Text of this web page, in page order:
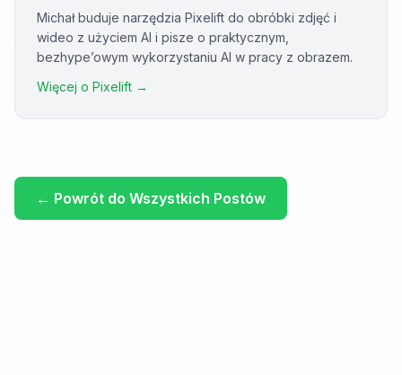
Michał buduje narzędzia Pixelift do obróbki zdjęć i
wideo z użyciem AI i pisze o praktycznym,
bezhype’owym wykorzystaniu AI w pracy z obrazem.
Więcej o Pixelift →
← Powrót do Wszystkich Postów